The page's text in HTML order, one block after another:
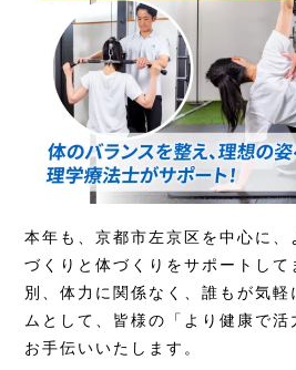
本年も、京都市左京区を中心に
づくりと体づくりをサポートして
別、体力に関係なく、誰もが気軽
ムとして、皆様の「より健康で
お手伝いいたします。